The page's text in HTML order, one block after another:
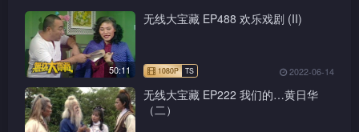
50:11
无线大宝藏 EP488 欢乐戏剧 (II)
2022-06-14
无线大宝藏 EP222 我们的…黄日华
（二）